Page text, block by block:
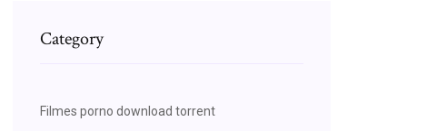
Category
Filmes porno download torrent